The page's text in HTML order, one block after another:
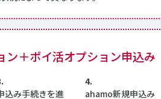
＋ポイ活オプション申込み
込み手続きを進
4.
ahamo新規申込み